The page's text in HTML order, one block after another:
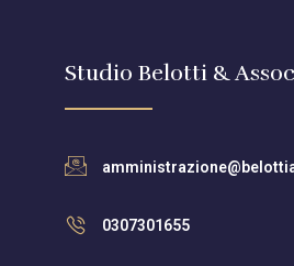
Studio Belotti &
0307301655